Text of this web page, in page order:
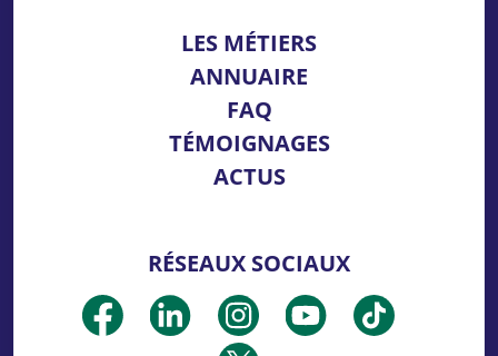
LES MÉTIERS
ANNUAIRE
FAQ
TÉMOIGNAGES
ACTUS
RÉSEAUX SOCIAUX